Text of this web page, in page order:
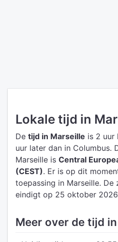
Lokale tijd in
De tijd in Marseille is 2 uur
uur later dan in Columbus.
Marseille is Central
(CEST). Er is op dit
toepassing in Marseille.
eindigt op 25 oktober
Meer over de tijd